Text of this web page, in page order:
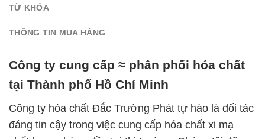
TỪ KHÓA
THÔNG TIN MUA HÀNG
Công ty cung cấp ≈ phân phối hóa chất
tại Thành phố Hồ Chí Minh
Công ty hóa chất Đắc Trường Phát tự hào là đối tác
đáng tin cậy trong việc cung cấp hóa chất xi mạ